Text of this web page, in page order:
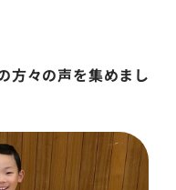
方々の声を集めまし